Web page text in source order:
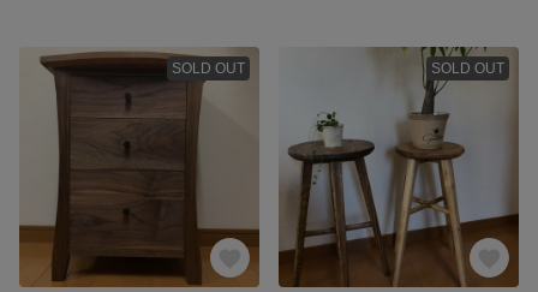
SOLD OUT SOLD OUT